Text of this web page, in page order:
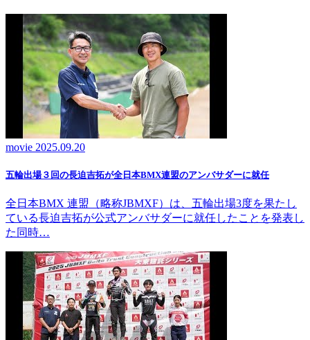
movie 2025.09.20
五輪出場３回の長迫吉拓が全日本BMX連盟のアンバサダーに就任
全日本BMX 連盟（略称JBMXF）は、五輪出場3度を果たし
ている長迫吉拓が公式アンバサダーに就任したことを発表し
た同時…